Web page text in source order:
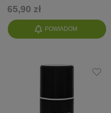
POWIADOM
65,90 zł